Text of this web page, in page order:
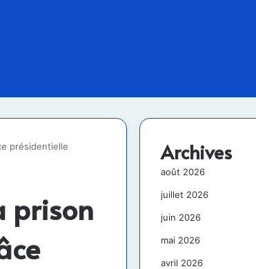
présidentielle
prison
Archives
août 2026
juillet 2026
juin 2026
mai 2026
avril 2026